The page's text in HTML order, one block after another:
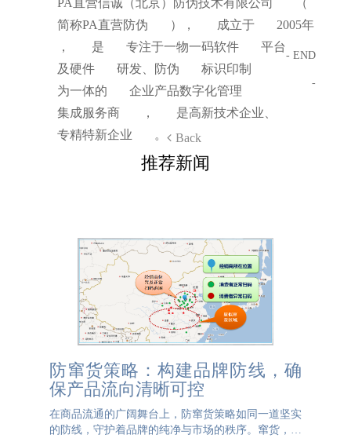
PA直营信诚（北京）防伪技术有限公司
（
简称PA直营防伪
）， 成立于
2005年
，
是 专注于一物一码软件
平台
及硬件
研发、防伪
标识印制
为一体的
企业产品数字化管理
集成服务商
，
是高新技术企业、
专精特新企业
。 Back
- END
-
推荐新闻
防窜货策略：构建品牌防线，确
保产品流向清晰可控
在商品流通的广阔舞台上，防窜货策略如同一道坚实
的防线，守护着品牌的纯净与市场的秩序。窜货，这